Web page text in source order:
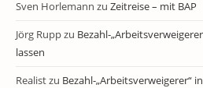
Sven Horlemann zu Zeitreise – mit BAP
Jörg Ruppzu Bezahl-
lassen
Realistzu Bezahl-„Arbeitsverweigerer“